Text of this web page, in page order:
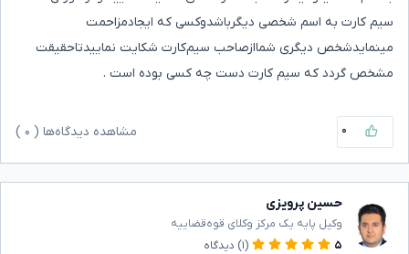
سیم کارت به اسم شخصی دیگرباشدوکسی که ایجادمزاحمت
مینمایدشخص دیگری شماازصاحب سیم‌کارت شکایت نماییدتاحقیقت
مشخص گردد که سیم کارت دست چه کسی بوده است .
۰ مشاهده دیدگاه‌ها ( ۰
حسین پرویزی
وکیل پایه یک مرکز وکلای قوه‌قضاییه
۵
(۱) دیدگاه